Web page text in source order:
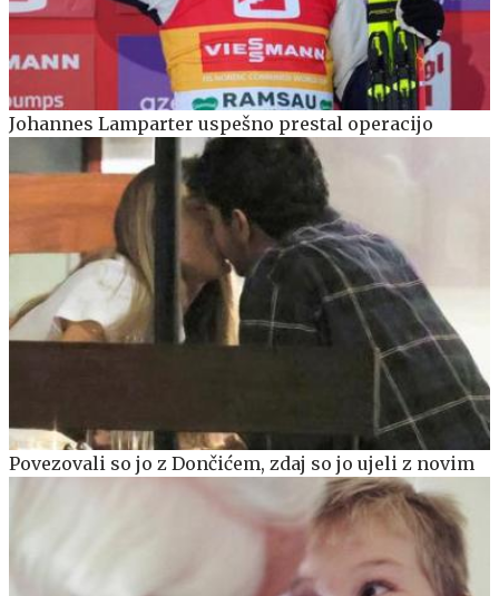
Johannes Lamparter uspešno prestal operacijo
Povezovali so jo z Dončićem, zdaj so jo ujeli z novim